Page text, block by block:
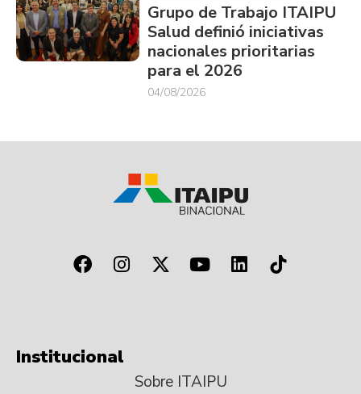
Grupo de Trabajo ITAIPU
Salud definió iniciativas
nacionales prioritarias
para el 2026
04/08/2026
Institucional
Sobre ITAIPU